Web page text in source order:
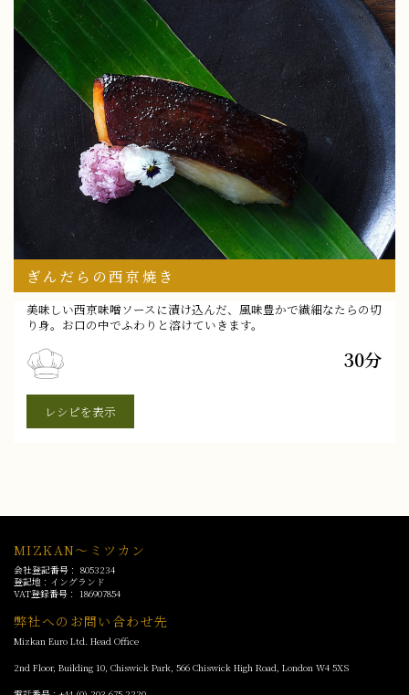
ぎんだらの西京焼き
美味しい西京味噌ソースに漬け込んだ、風味豊かで繊細なたらの切
り身。お口の中でふわりと溶けていきます。
30分
レシピを表示
MIZKAN～ミツカン
会社登記番号： 8053234
登記地：イングランド
VAT登録番号： 186907854
弊社へのお問い合わせ先
Mizkan Euro Ltd. Head Office
2nd Floor, Building 10, Chiswick Park, 566 Chiswick High Road, London W4 5XS